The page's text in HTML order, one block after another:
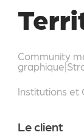
Community
graphique|
Institutions et
Le client